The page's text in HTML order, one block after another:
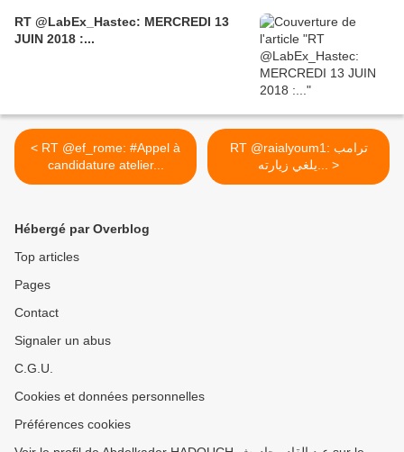
RT @LabEx_Hastec: MERCREDI 13
JUIN 2018 :...
< RT @ef_rome: #Appel à
candidature atelier...
RT @raialyoum1: ترامب
يلغي زيارته... >
Hébergé par Overblog
Top articles
Pages
Contact
Signaler un abus
C.G.U.
Cookies et données personnelles
Préférences cookies